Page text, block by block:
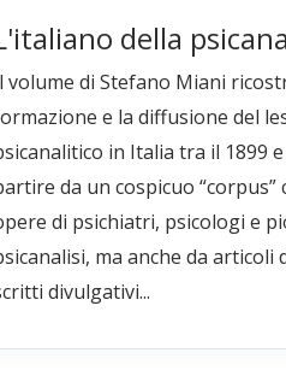
della
volume di Stefano Miani
e la diffusione del
in Italia tra il 1899 e
da un cospicuo “corpus”
di psichiatri, psicologi e
ma anche da articoli
divulgativi...